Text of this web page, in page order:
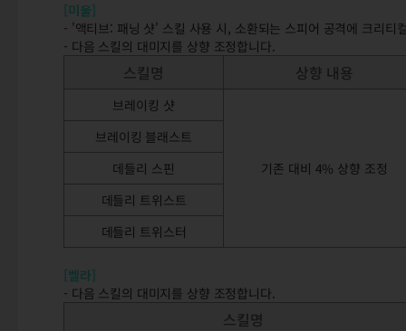
[미울]
- '액티브: 패닝 샷' 스킬 사용 시, 소환되는 스피어 공격에 크리티
- 다음 스킬의 대미지를 상향 조정합니다.
스킬명 상향 내용
브레이킹 샷
기존 대비 4% 상향 조정
브레이킹 블래스트
데들리 스핀
데들리 트위스트
데들리 트위스터
[벨라]
- 다음 스킬의 대미지를 상향 조정합니다.
스킬명